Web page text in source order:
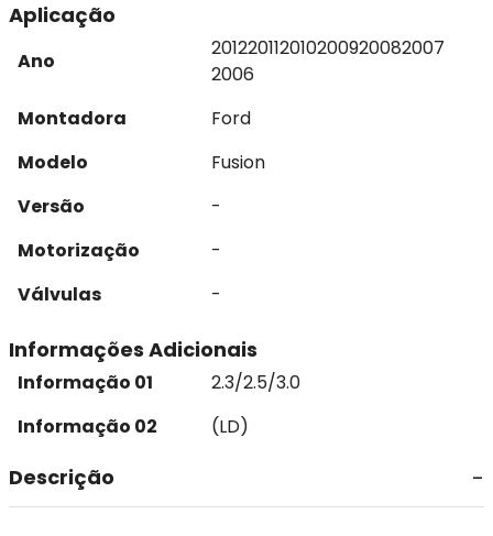
Aplicação
Ano
201220112010200920082007
2006
Montadora
Ford
Modelo
Fusion
Versão
-
Motorização
-
Válvulas
-
Informações Adicionais
Informação 01
2.3/2.5/3.0
Informação 02
(LD)
Descrição